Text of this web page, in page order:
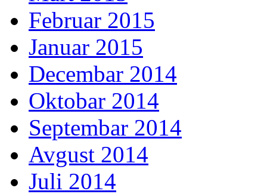
Februar 2015
Januar 2015
Decembar 2014
Oktobar 2014
Septembar 2014
Avgust 2014
Juli 2014